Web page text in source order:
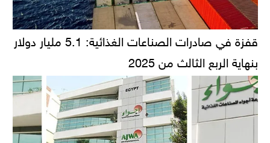
قفزة في صادرات الصناعات الغذائية: 5.1 مليار دولار
بنهاية الربع الثالث من 2025